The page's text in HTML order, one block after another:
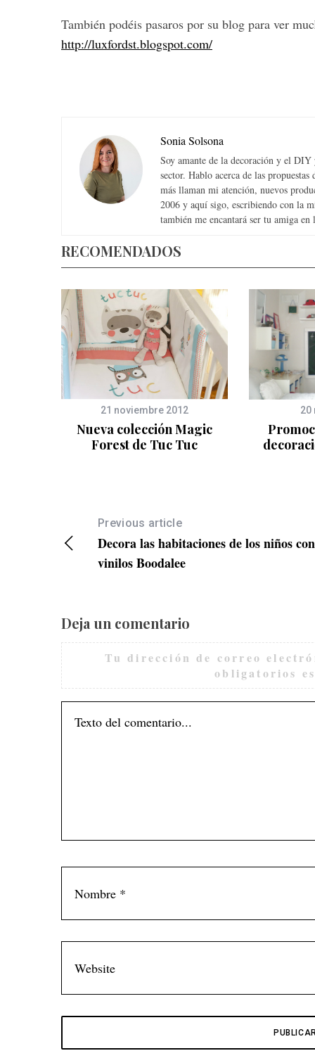
También podéis pasaros por su blog para ver
http://luxfordst.blogspot.com/
Sonia Solsona
Soy amante de la decoración y el DIY
sector. Hablo acerca de las
más llaman mi atención, nuevos
2006 y aquí sigo, escribiendo con la
también me encantará ser tu amiga en
RECOMENDADOS
21 noviembre 2012
Nueva colección Magic
Forest de Tuc Tuc
20
Previous article
Decora las habitaciones de los niños con
vinilos Boodalee
Deja un comentario
Tu dirección de correo
obligatorios